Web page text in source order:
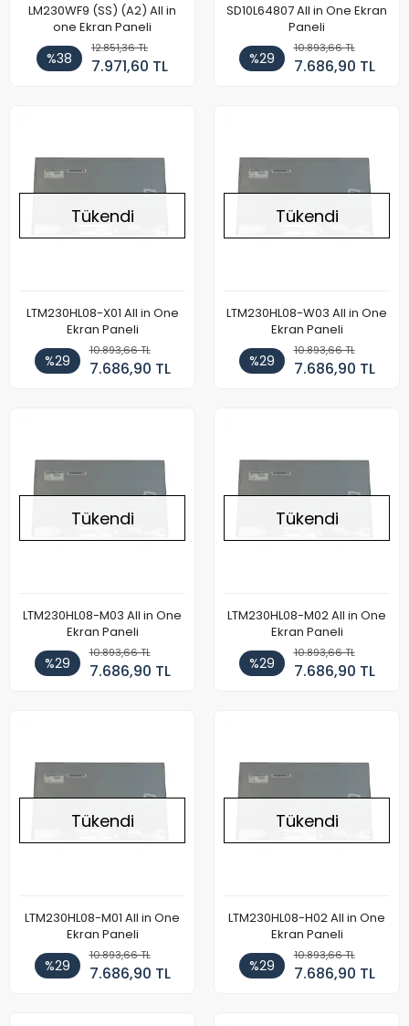
LM230WF9 (SS) (A2) All in
one Ekran Paneli
%38
12.851,36 TL
7.971,60 TL
SD10L64807 All in One Ekran
Paneli
%29
10.893,66 TL
7.686,90 TL
Tükendi
LTM230HL08-X01 All in One
Ekran Paneli
%29
10.893,66 TL
7.686,90 TL
Tükendi
LTM230HL08-W03 All in One
Ekran Paneli
%29
10.893,66 TL
7.686,90 TL
Tükendi
LTM230HL08-M03 All in One
Ekran Paneli
%29
10.893,66 TL
7.686,90 TL
Tükendi
LTM230HL08-M02 All in One
Ekran Paneli
%29
10.893,66 TL
7.686,90 TL
Tükendi
LTM230HL08-M01 All in One
Ekran Paneli
%29
10.893,66 TL
7.686,90 TL
Tükendi
LTM230HL08-H02 All in One
Ekran Paneli
%29
10.893,66 TL
7.686,90 TL